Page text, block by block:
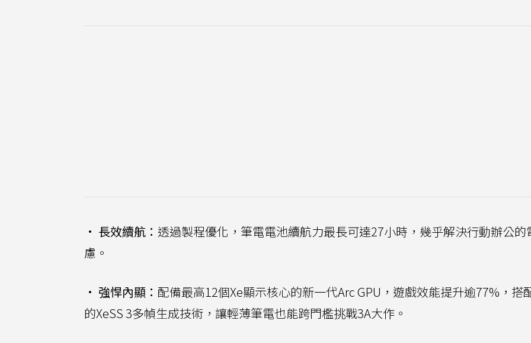
• 長效續航： 透過製程優化，筆電電池續航力最長可達27小時，幾乎解決行動辦公的
慮。
• 強悍內顯： 配備最高12個Xe顯示核心的新一代Arc GPU，遊戲效能提升逾77%，搭
的XeSS 3多幀生成技術，讓輕薄筆電也能跨門檻挑戰3A大作。